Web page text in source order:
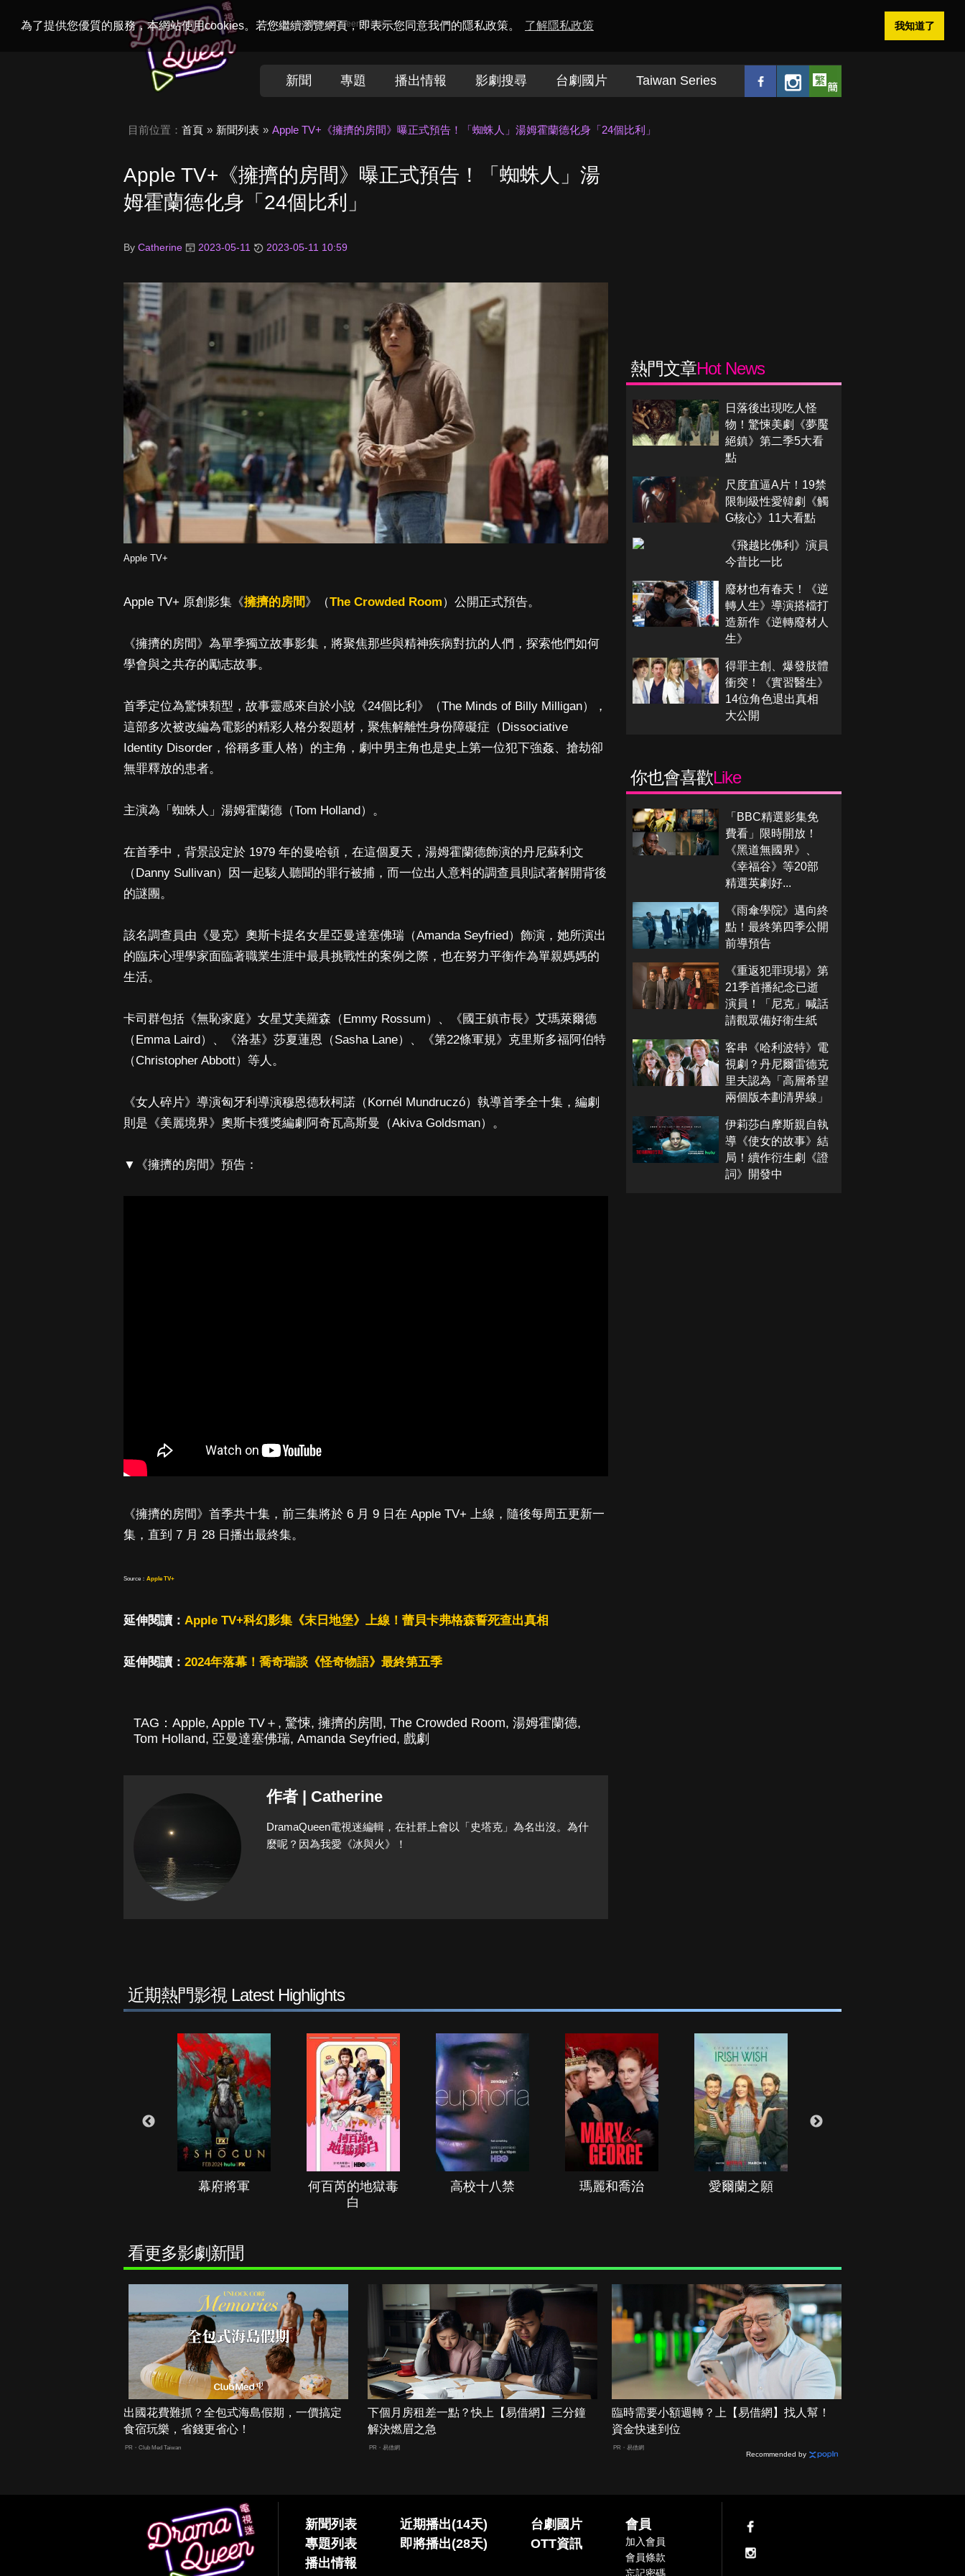
為了提供您優質的服務，本網站使用cookies。若您繼續瀏覽網頁，即表示您同意我們的隱私政策。 了解隱私政策 我知道了
Welcome toDramaQueen電視迷
新聞 專題 播出情報 影劇搜尋 台劇國片 Taiwan Series
目前位置： 首頁 新聞列表 Apple TV+《擁擠的房間》曝正式預告！「蜘蛛人」湯姆霍蘭德化身「24個比利」
Apple TV+《擁擠的房間》曝正式預告！「蜘蛛人」湯
姆霍蘭德化身「24個比利」
By Catherine 2023-05-11 2023-05-11 10:59
Apple TV+
Apple TV+ 原創影集《擁擠的房間》（The Crowded Room）公開正式預告。
《擁擠的房間》為單季獨立故事影集，將聚焦那些與精神疾病對抗的人們，探索他們如何
學會與之共存的勵志故事。
首季定位為驚悚類型，故事靈感來自於小說《24個比利》（The Minds of Billy Milligan），
這部多次被改編為電影的精彩人格分裂題材，聚焦解離性身份障礙症（Dissociative
Identity Disorder，俗稱多重人格）的主角，劇中男主角也是史上第一位犯下強姦、搶劫卻
無罪釋放的患者。
主演為「蜘蛛人」湯姆霍蘭德（Tom Holland）。
在首季中，背景設定於 1979 年的曼哈頓，在這個夏天，湯姆霍蘭德飾演的丹尼蘇利文
（Danny Sullivan）因一起駭人聽聞的罪行被捕，而一位出人意料的調查員則試著解開背後
的謎團。
該名調查員由《曼克》奧斯卡提名女星亞曼達塞佛瑞（Amanda Seyfried）飾演，她所演出
的臨床心理學家面臨著職業生涯中最具挑戰性的案例之際，也在努力平衡作為單親媽媽的
生活。
卡司群包括《無恥家庭》女星艾美羅森（Emmy Rossum）、《國王鎮市長》艾瑪萊爾德
（Emma Laird）、《洛基》莎夏蓮恩（Sasha Lane）、《第22條軍規》克里斯多福阿伯特
（Christopher Abbott）等人。
《女人碎片》導演匈牙利導演穆恩德秋柯諾（Kornél Mundruczó）執導首季全十集，編劇
則是《美麗境界》奧斯卡獲獎編劇阿奇瓦高斯曼（Akiva Goldsman）。
▼《擁擠的房間》預告：
《擁擠的房間》首季共十集，前三集將於 6 月 9 日在 Apple TV+ 上線，隨後每周五更新一
集，直到 7 月 28 日播出最終集。
Source： Apple TV+
延伸閱讀： Apple TV+科幻影集《末日地堡》上線！蕾貝卡弗格森誓死查出真相
延伸閱讀： 2024年落幕！喬奇瑞談《怪奇物語》最終第五季
TAG： Apple, Apple TV＋ , 驚悚, 擁擠的房間, The Crowded Room, 湯姆霍蘭德,
Tom Holland, 亞曼達塞佛瑞, Amanda Seyfried, 戲劇
作者 | Catherine
DramaQueen電視迷編輯，在社群上會以「史塔克」為名出沒。為什
麼呢？因為我愛《冰與火》！
熱門文章Hot News
日落後出現吃人怪
物！驚悚美劇《夢魘
絕鎮》第二季5大看
點
尺度直逼A片！19禁
限制級性愛韓劇《觸
G核心》11大看點
《飛越比佛利》演員
今昔比一比
廢材也有春天！《逆
轉人生》導演搭檔打
造新作《逆轉廢材人
生》
得罪主創、爆發肢體
衝突！《實習醫生》
14位角色退出真相
大公開
你也會喜歡Like
「BBC精選影集免
費看」限時開放！
《黑道無國界》、
《幸福谷》等20部
精選英劇好...
《雨傘學院》邁向終
點！最終第四季公開
前導預告
《重返犯罪現場》第
21季首播紀念已逝
演員！「尼克」喊話
請觀眾備好衛生紙
客串《哈利波特》電
視劇？丹尼爾雷德克
里夫認為「高層希望
兩個版本劃清界線」
伊莉莎白摩斯親自執
導《使女的故事》結
局！續作衍生劇《證
詞》開發中
近期熱門影視 Latest Highlights
幕府將軍
何百芮的地獄毒
白
高校十八禁 瑪麗和喬治 愛爾蘭之願
看更多影劇新聞
出國花費難抓？全包式海島假期，一價搞定
食宿玩樂，省錢更省心！
PR・Club Med Taiwan
下個月房租差一點？快上【易借網】三分鐘
解決燃眉之急
PR・易借網
臨時需要小額週轉？上【易借網】找人幫！
資金快速到位
PR・易借網
Recommended by
新聞列表
專題列表
播出情報
近期播出(14天)
即將播出(28天)
台劇國片
OTT資訊
會員
加入會員
會員條款
忘記密碼